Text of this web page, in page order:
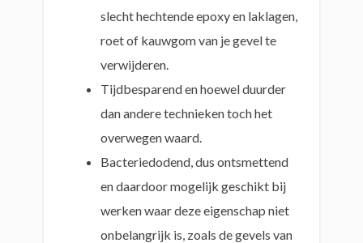
slecht hechtende epoxy en laklagen,
roet of kauwgom van je gevel te
verwijderen.
Tijdbesparend en hoewel duurder
dan andere technieken toch het
overwegen waard.
Bacteriedodend, dus ontsmettend
en daardoor mogelijk geschikt bij
werken waar deze eigenschap niet
onbelangrijk is, zoals de gevels van